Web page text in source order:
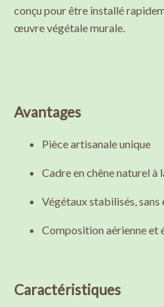
conçu pour être installé
œuvre végétale murale.
Avantages
Pièce artisanale unique
Cadre en chêne naturel
Végétaux stabilisés, sans
Composition aérienne et
Caractéristiques